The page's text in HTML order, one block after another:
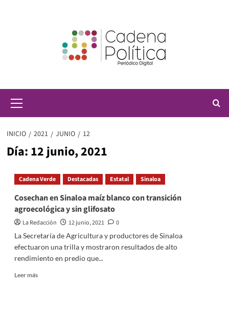
principal
INICIO 2021 JUNIO 12
Día: 12 junio, 2021
Cadena Verde Destacadas Estatal Sinaloa
Cosechan en Sinaloa maíz blanco con transición
agroecológica y sin glifosato
La Redacción 12 junio, 2021
0
La Secretaría de Agricultura y productores de Sinaloa
efectuaron una trilla y mostraron resultados de alto
rendimiento en predio que...
Leer másRead